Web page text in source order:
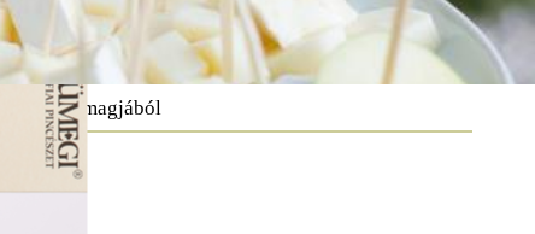
Szőlőmagjából